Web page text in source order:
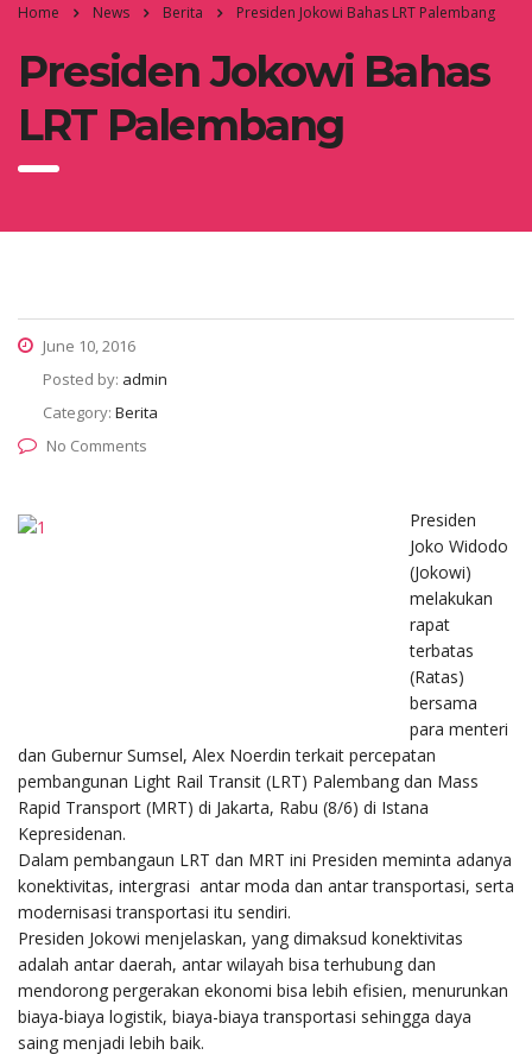
Home News Berita Presiden Jokowi Bahas LRT Palembang
Presiden Jokowi Bahas
LRT Palembang
June 10, 2016
Posted by: admin
Category: Berita
No Comments
Presiden
Joko Widodo
(Jokowi)
melakukan
rapat
terbatas
(Ratas)
bersama
para menteri
dan Gubernur Sumsel, Alex Noerdin terkait percepatan
pembangunan Light Rail Transit (LRT) Palembang dan Mass
Rapid Transport (MRT) di Jakarta, Rabu (8/6) di Istana
Kepresidenan.
Dalam pembangaun LRT dan MRT ini Presiden meminta adanya
konektivitas, intergrasi antar moda dan antar transportasi, serta
modernisasi transportasi itu sendiri.
Presiden Jokowi menjelaskan, yang dimaksud konektivitas
adalah antar daerah, antar wilayah bisa terhubung dan
mendorong pergerakan ekonomi bisa lebih efisien, menurunkan
biaya-biaya logistik, biaya-biaya transportasi sehingga daya
saing menjadi lebih baik.